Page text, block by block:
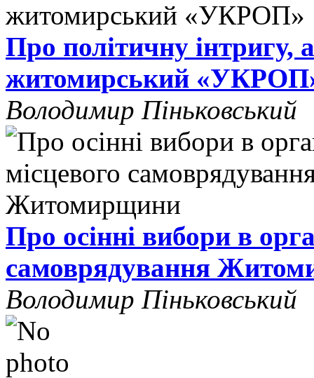
Про політичну інтригу,
житомирський
Володимир Піньковський
Про осінні вибори в
самоврядування
Володимир Піньковський